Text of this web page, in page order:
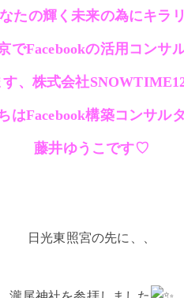
たの輝く未来の為にキラ
でFacebookの活用コンサ
す、株式会社
はFacebook構築コンサル
藤井ゆうこです♡
日光東照宮の先に、、